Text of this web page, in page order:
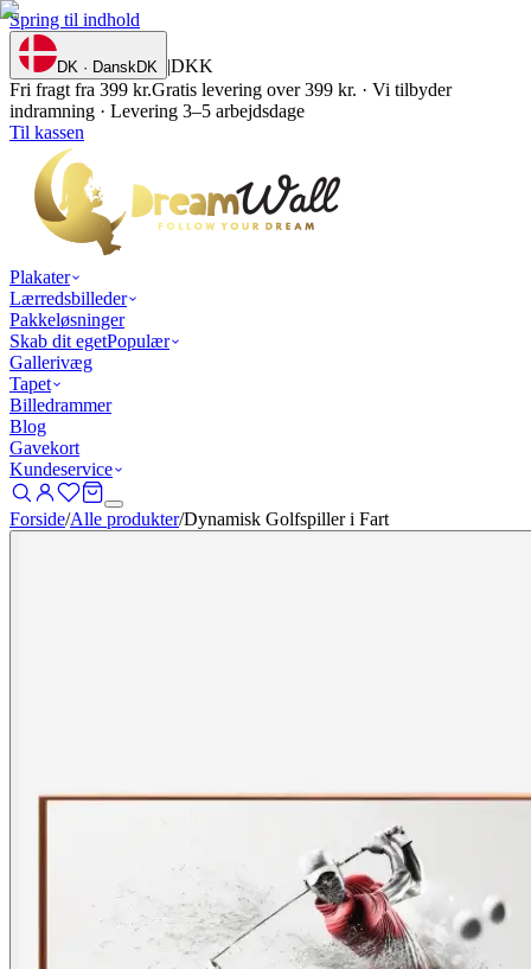
Spring til indhold
DK · DanskDK |DKK
Fri fragt fra 399 kr.Gratis levering over 399 kr. · Vi tilbyder
indramning · Levering 3–5 arbejdsdage
Til kassen
Plakater
Lærredsbilleder
Pakkeløsninger
Skab dit egetPopulær
Gallerivæg
Tapet
Billedrammer
Blog
Gavekort
Kundeservice
Forside/Alle produkter/Dynamisk Golfspiller i Fart